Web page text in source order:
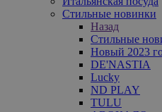
Стильные новинки
Назад
Стильные
Новый 2023
DE'NASTIA
Lucky
ND PLAY
TULU